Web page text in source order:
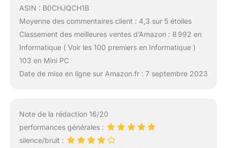
ASIN : B0CHJQCH1B
Moyenne des commentaires client : 4,3 sur 5 étoiles
Classement des meilleures ventes d’Amazon : 8 992 en
Informatique ( Voir les 100 premiers en Informatique )
103 en Mini PC
Date de mise en ligne sur Amazon.fr : 7 septembre 2023
Note de la rédaction 16/20
performances générales :
silence/bruit :